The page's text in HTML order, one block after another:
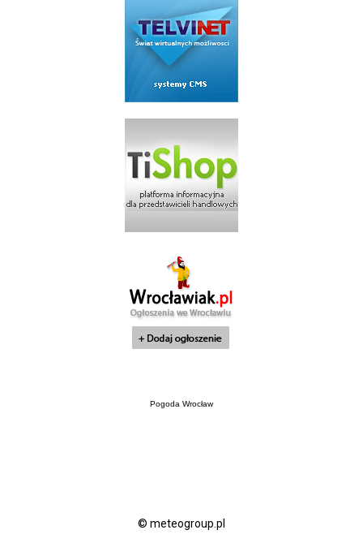
Pogoda Wrocław
© meteogroup.pl